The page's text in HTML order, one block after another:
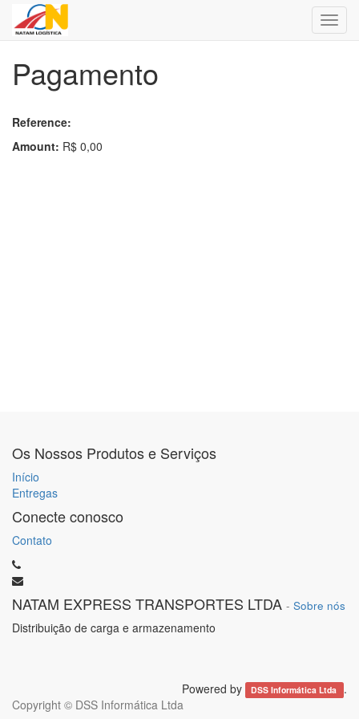
Pagamento
Reference:
Amount: R$ 0,00
Os Nossos Produtos e Serviços
Início
Entregas
Conecte conosco
Contato
NATAM EXPRESS TRANSPORTES LTDA - Sobre nós
Distribuição de carga e armazenamento
Powered by DSS Informática Ltda
.
Copyright © DSS Informática Ltda